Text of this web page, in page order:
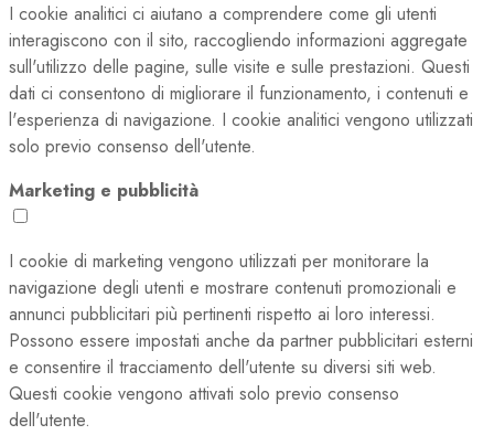
I cookie analitici ci aiutano a comprendere come gli utenti
interagiscono con il sito, raccogliendo informazioni aggregate
sull'utilizzo delle pagine, sulle visite e sulle prestazioni. Questi
dati ci consentono di migliorare il funzionamento, i contenuti e
l'esperienza di navigazione. I cookie analitici vengono utilizzati
solo previo consenso dell'utente.
Marketing e pubblicità
I cookie di marketing vengono utilizzati per monitorare la
navigazione degli utenti e mostrare contenuti promozionali e
annunci pubblicitari più pertinenti rispetto ai loro interessi.
Possono essere impostati anche da partner pubblicitari esterni
e consentire il tracciamento dell'utente su diversi siti web.
Questi cookie vengono attivati solo previo consenso
dell'utente.